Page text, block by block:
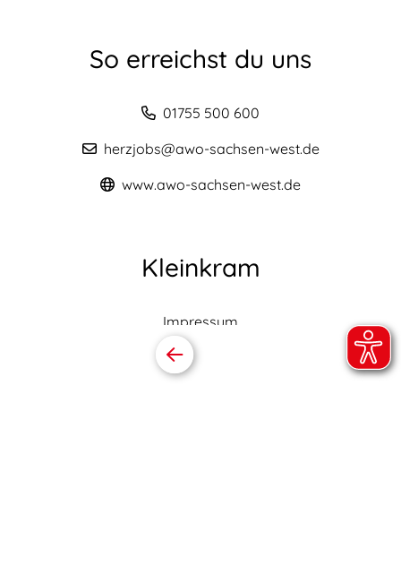
So erreichst du uns
01755 500 600
herzjobs@awo-sachsen-west.de
www.awo-sachsen-west.de
Kleinkram
Impressum
Datenschutz